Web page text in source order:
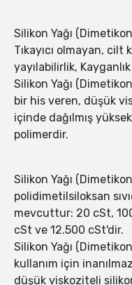
Silikon Yağı
Tıkayıcı olmayan,
yayılabilirlik,
Silikon Yağı
bir his veren, düşük
içinde dağılmış
polimerdir.
Silikon Yağı
polidimetilsiloksan
mevcuttur: 20 cSt,
cSt ve 12.500 cSt'dir.
Silikon Yağı
kullanım için
düşük viskoziteli